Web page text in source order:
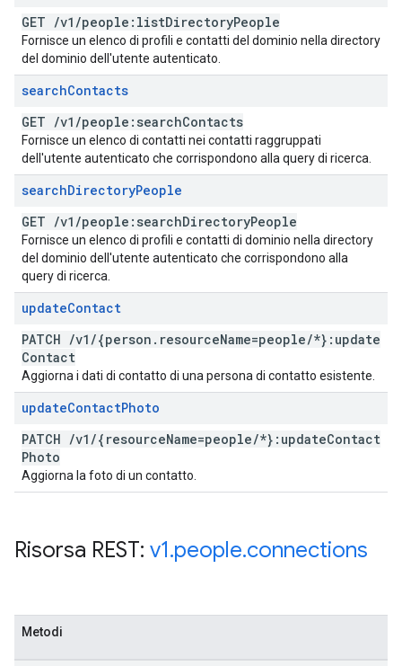
GET /v1 /people:listDirectoryPeople
Fornisce un elenco di profili e contatti del dominio nella directory
del dominio dell'utente autenticato.
searchContacts
GET /v1 /people:searchContacts
Fornisce un elenco di contatti nei contatti raggruppati
dell'utente autenticato che corrispondono alla query di ricerca.
searchDirectoryPeople
GET /v1 /people:searchDirectoryPeople
Fornisce un elenco di profili e contatti di dominio nella directory
del dominio dell'utente autenticato che corrispondono alla
query di ricerca.
updateContact
PATCH /v1 /{person . resourceName=people/*}:update
Contact
Aggiorna i dati di contatto di una persona di contatto esistente.
updateContactPhoto
PATCH /v1 /{resourceName=people/*}:updateContact
Photo
Aggiorna la foto di un contatto.
Risorsa REST: v1.people.connections
Metodi